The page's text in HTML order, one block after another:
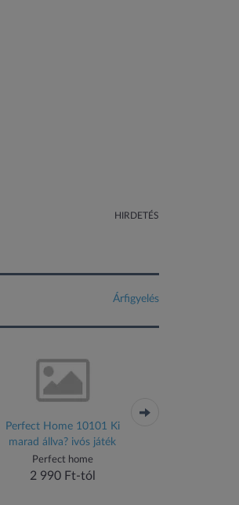
HIRDETÉS
Árfigyelés
Perfect Home 10101 Ki
marad állva? ivós játék
Perfect home
2 990 Ft-tól